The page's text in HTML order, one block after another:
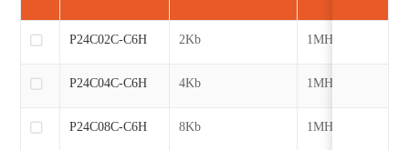
2Kb 1MHz
4Kb 1MHz
8Kb 1MHz
P24C02C-C6H
P24C04C-C6H
P24C08C-C6H